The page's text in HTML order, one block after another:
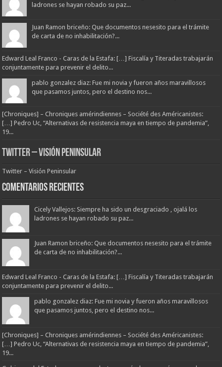
ladrones se hayan robado su paz...
Juan Ramon briceño: Que documentos nesesito para el trámite
de carta de no inhabilitación?...
Edward Leal Franco - Caras de la Estafa: […] Fiscalía y Titeradas trabajarán
conjuntamente para prevenir el delito...
pablo gonzalez diaz: Fue mi novia y fueron años maravillosos
que pasamos juntos, pero el destino nos...
[Chroniques] – Chroniques amérindiennes – Société des Américanistes:
[…] Pedro Uc, “Alternativas de resistencia maya en tiempo de pandemia”,
19...
Twitter – Visión Peninsular
Twitter – Visión Peninsular
Comentarios Recientes
Cicely Vallejos: Siempre ha sido un desgraciado , ojalá los
ladrones se hayan robado su paz...
Juan Ramon briceño: Que documentos nesesito para el trámite
de carta de no inhabilitación?...
Edward Leal Franco - Caras de la Estafa: […] Fiscalía y Titeradas trabajarán
conjuntamente para prevenir el delito...
pablo gonzalez diaz: Fue mi novia y fueron años maravillosos
que pasamos juntos, pero el destino nos...
[Chroniques] – Chroniques amérindiennes – Société des Américanistes:
[…] Pedro Uc, “Alternativas de resistencia maya en tiempo de pandemia”,
19...